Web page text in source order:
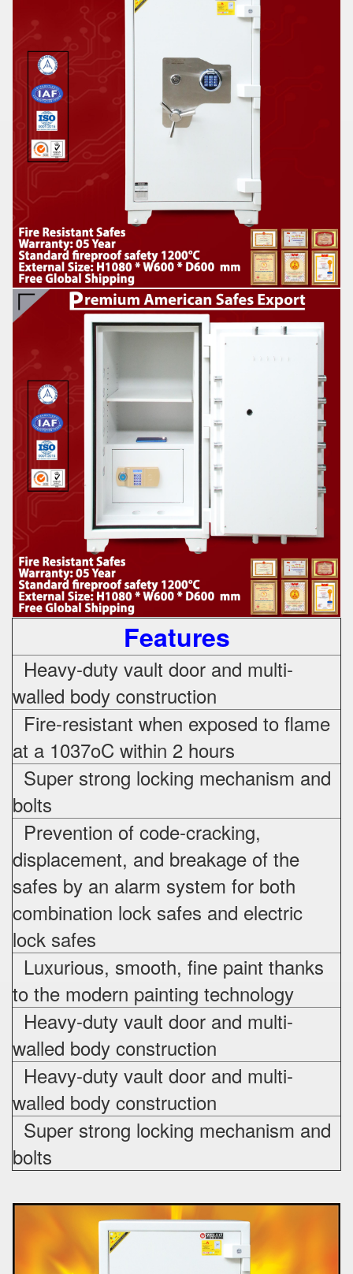
Features
Heavy-duty vault door and multi-
walled body construction
Fire-resistant when exposed to flame
at a 1037oC within 2 hours
Super strong locking mechanism and
bolts
Prevention of code-cracking,
displacement, and breakage of the
safes by an alarm system for both
combination lock safes and electric
lock safes
Luxurious, smooth, fine paint thanks
to the modern painting technology
Heavy-duty vault door and multi-
walled body construction
Heavy-duty vault door and multi-
walled body construction
Super strong locking mechanism and
bolts